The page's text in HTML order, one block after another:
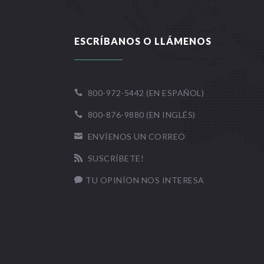
ESCRÍBANOS O LLÁMENOS
 800-972-5442 (EN ESPAÑOL)
 800-876-9880 (EN INGLÉS)
 ENVÍENOS UN CORREO
 SUSCRÍBETE!
 TU OPINÍON NOS INTERESA